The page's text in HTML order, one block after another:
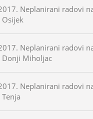
Neplanirani radovi
Osijek
Neplanirani radovi
Donji Miholjac
Neplanirani radovi